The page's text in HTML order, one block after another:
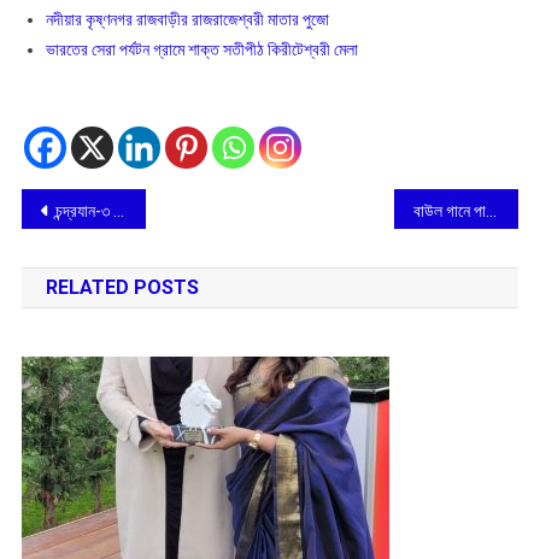
নদীয়ার কৃষ্ণনগর রাজবাড়ীর রাজরাজেশ্বরী মাতার পুজো
ভারতের সেরা পর্যটন গ্রামে শাক্ত সতীপীঠ কিরীটেশ্বরী মেলা
Post
navigation
চন্দ্রযান-৩ সাফল্যে জাতীয় মহাকাশ দিবস পালন
RELATED POSTS